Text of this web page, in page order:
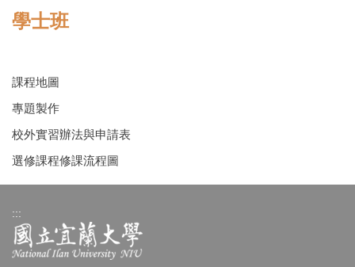
學士班
課程地圖
專題製作
校外實習辦法與申請表
選修課程修課流程圖
:::